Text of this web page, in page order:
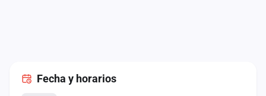
Fecha y horarios
Administración